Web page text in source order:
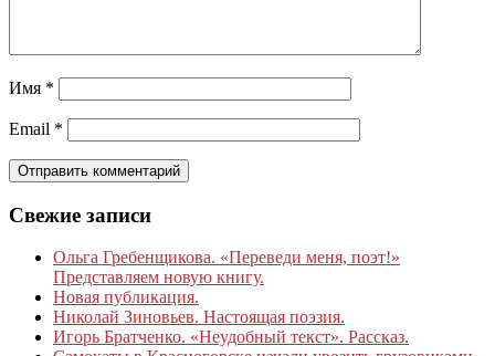
Имя *
Email *
Свежие записи
Ольга Гребенщикова. «Переведи меня, поэт!»
Представляем новую книгу.
Новая публикация.
Николай Зиновьев. Настоящая поэзия.
Игорь Братченко. «Неудобный текст». Рассказ.